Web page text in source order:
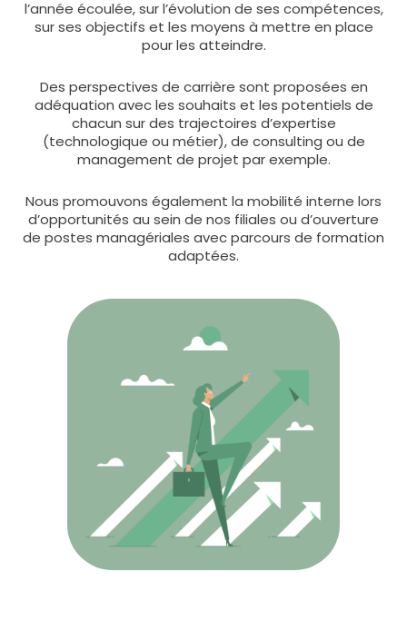
l’année écoulée, sur l’évolution de ses compétences,
sur ses objectifs et les moyens à mettre en place
pour les atteindre.
Des perspectives de carrière sont proposées en
adéquation avec les souhaits et les potentiels de
chacun sur des trajectoires d’expertise
(technologique ou métier), de consulting ou de
management de projet par exemple.
Nous promouvons également la mobilité interne lors
d’opportunités au sein de nos filiales ou d’ouverture
de postes managériales avec parcours de formation
adaptées.